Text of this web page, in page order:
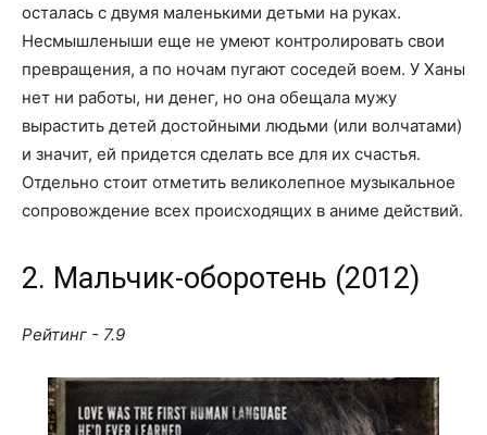
осталась с двумя маленькими детьми на руках.
Несмышленыши еще не умеют контролировать свои
превращения, а по ночам пугают соседей воем. У Ханы
нет ни работы, ни денег, но она обещала мужу
вырастить детей достойными людьми (или волчатами)
и значит, ей придется сделать все для их счастья.
Отдельно стоит отметить великолепное музыкальное
сопровождение всех происходящих в аниме действий.
2. Мальчик-оборотень (2012)
Рейтинг - 7.9